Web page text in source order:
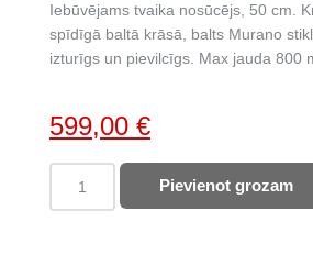
Iebūvējams tvaika nosūcējs, 50 cm.
spīdīgā baltā krāsā, balts Murano
izturīgs un pievilcīgs. Max jauda 800
Original
price
was:
599,00 €Current
price
is:
INCASSO
Pievienot grozam